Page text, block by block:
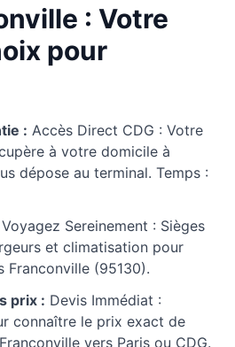
: Votre
pour
: Accès Direct CDG : Votre
à votre domicile à
dépose au terminal. Temps :
Voyagez Sereinement : Sièges
et climatisation pour
(95130).
prix : Devis Immédiat :
connaître le prix exact de
vers Paris ou CDG.